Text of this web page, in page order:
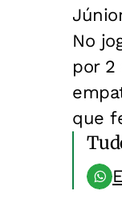
No
por 2
que